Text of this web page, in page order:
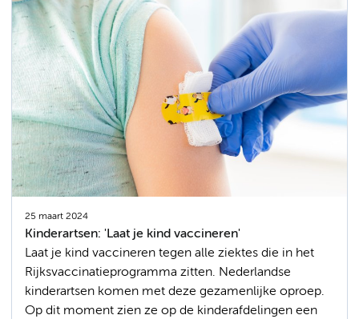
25 maart 2024
Kinderartsen: 'Laat je kind vaccineren'
Laat je kind vaccineren tegen alle ziektes die in het
Rijksvaccinatieprogramma zitten. Nederlandse
kinderartsen komen met deze gezamenlijke oproep.
Op dit moment zien ze op de kinderafdelingen een